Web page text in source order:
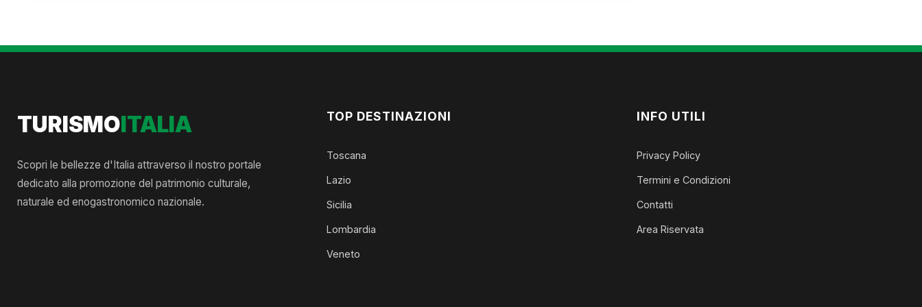
TURISMOITALIA
Scopri le bellezze d'Italia attraverso il nostro portale
dedicato alla promozione del patrimonio culturale,
naturale ed enogastronomico nazionale.
TOP DESTINAZIONI
Toscana
Lazio
Sicilia
Lombardia
Veneto
INFO UTILI
Privacy Policy
Termini e Condizioni
Contatti
Area Riservata